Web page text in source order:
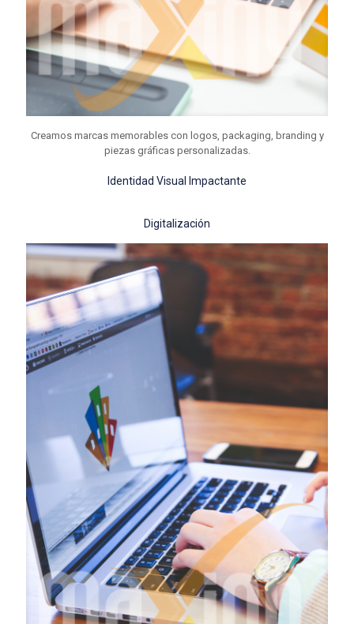
Creamos marcas memorables con logos, packaging, branding y
piezas gráficas personalizadas.
Identidad Visual Impactante
Digitalización